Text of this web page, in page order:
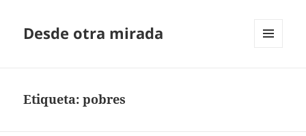
Desde otra mirada
Etiqueta:pobres